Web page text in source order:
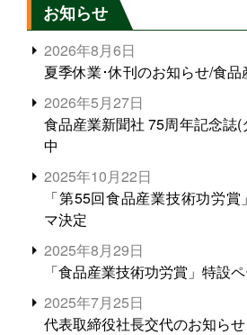
お知らせ
2026年8月6日
夏季休業･休刊のお知らせ/食品
2026年5月27日
食品産業新聞社 75周年記念誌
中
2025年10月22日
「第55回食品産業技術功労
マ決定
2025年8月29日
「食品産業技術功労賞」特設
2025年7月25日
代表取締役社長交代のお知らせ